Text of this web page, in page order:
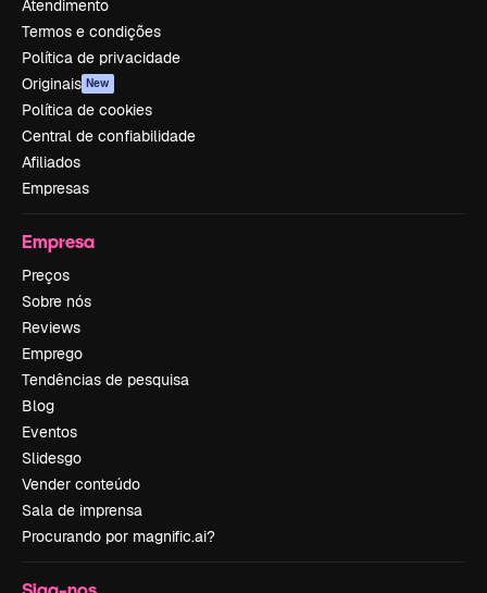
Atendimento
Termos e condições
Política de privacidade
Originais New
Política de cookies
Central de confiabilidade
Afiliados
Empresas
Empresa
Preços
Sobre nós
Reviews
Emprego
Tendências de pesquisa
Blog
Eventos
Slidesgo
Vender conteúdo
Sala de imprensa
Procurando por magnific.ai?